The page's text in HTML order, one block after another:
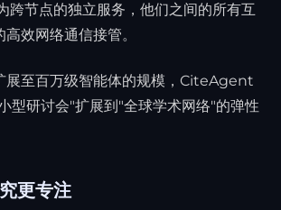
跨节点的独立服务，他们之间的所有互
效网络通信接管。
展至百万级智能体的规模，CiteAgent
型研讨会"扩展到"全球学术网络"的弹性
更专注